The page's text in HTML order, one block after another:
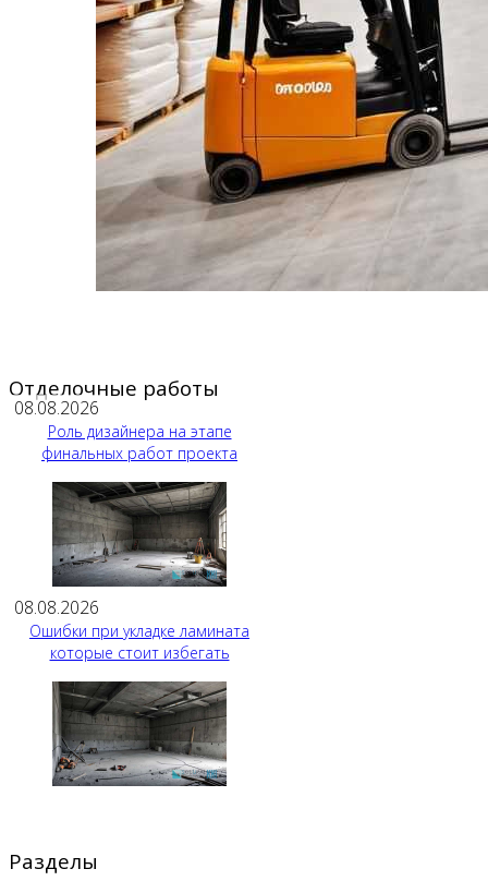
Отделочные работы
08.08.2026
Роль дизайнера на этапе
финальных работ проекта
08.08.2026
Ошибки при укладке ламината
которые стоит избегать
Разделы